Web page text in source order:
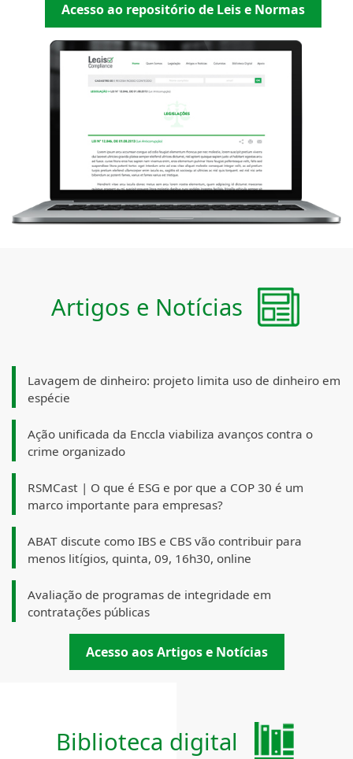
Acesso ao repositório de Leis e Normas
Artigos e Notícias
Lavagem de dinheiro: projeto limita uso de dinheiro em
espécie
Ação unificada da Enccla viabiliza avanços contra o
crime organizado
RSMCast | O que é ESG e por que a COP 30 é um
marco importante para empresas?
ABAT discute como IBS e CBS vão contribuir para
menos litígios, quinta, 09, 16h30, online
Avaliação de programas de integridade em
contratações públicas
Acesso aos Artigos e Notícias
Biblioteca digital